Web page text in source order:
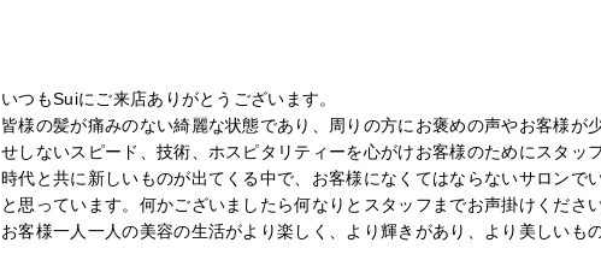
いつもSuiにご来店ありがとうございます。
皆様の髪が痛みのない綺麗な状態であり、周りの方にお褒めの声やお客様
せしないスピード、技術、ホスピタリティーを心がけお客様のためにスタッ
時代と共に新しいものが出てくる中で、お客様になくてはならないサロン
と思っています。何かございましたら何なりとスタッフまでお声掛けください
お客様一人一人の美容の生活がより楽しく、より輝きがあり、より美しいも